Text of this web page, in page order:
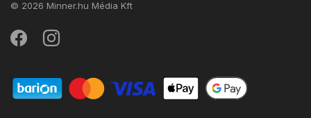
© 2026 Minner.hu Média Kft